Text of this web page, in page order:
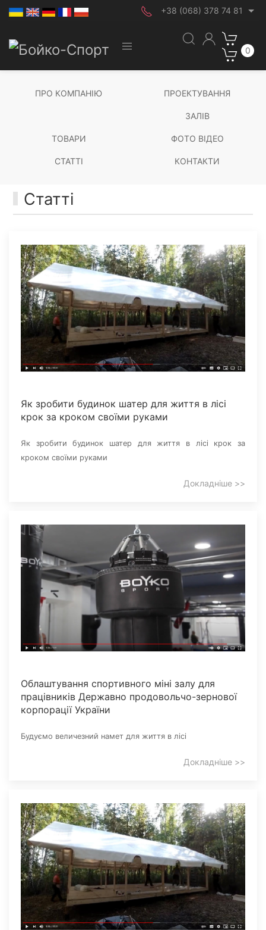
+38 (068) 378 74 81
0
ПРО КОМПАНІЮ ПРОЕКТУВАННЯ
ЗАЛІВ
ТОВАРИ ФОТО ВІДЕО
СТАТТІ КОНТАКТИ
Статті
Як зробити будинок шатер для життя в лісі
крок за кроком своїми руками
Як зробити будинок шатер для життя в лісі крок за
кроком своїми руками
Докладніше >>
Облаштування спортивного міні залу для
працівників Державно продовольчо-зернової
корпорації України
Будуємо величезний намет для життя в лісі
Докладніше >>